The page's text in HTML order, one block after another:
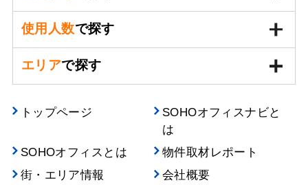
使用人数で探す
エリアで探す
トップページ
SOHOオフィスナビと
は
SOHOオフィスとは
物件取材レポート
街・エリア情報
会社概要